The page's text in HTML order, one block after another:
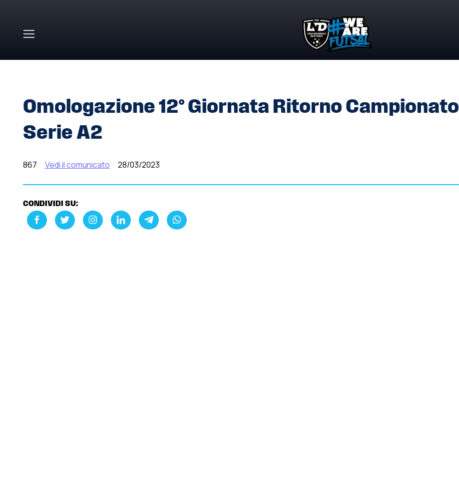
Omologazione 12° Giornata Ritorno Campionato
Serie A2
867 Vedi il comunicato 28/03/2023
CONDIVIDI SU: